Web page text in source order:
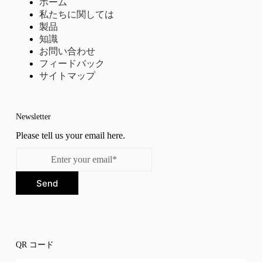
ホーム
私たちに関しては
製品
知識
お問い合わせ
フィードバック
サイトマップ
Newsletter
Please tell us your email here.
Send
QR コード